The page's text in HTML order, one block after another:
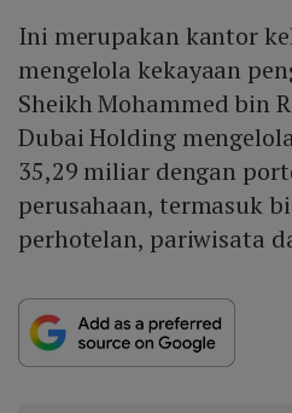
Ini merupakan kantor
mengelola kekayaan
Sheikh Mohammed bin
Dubai Holding
35,29 miliar dengan
perusahaan, termasuk
perhotelan, pariwisata